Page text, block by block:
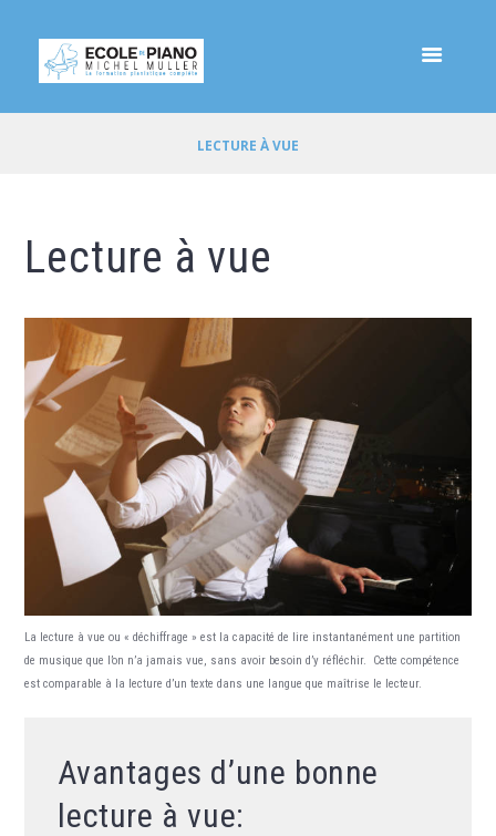
LECTURE À VUE
Lecture à vue
La lecture à vue ou « déchiffrage » est la capacité de lire instantanément une partition
de musique que l’on n’a jamais vue, sans avoir besoin d’y réfléchir. Cette compétence
est comparable à la lecture d’un texte dans une langue que maîtrise le lecteur.
Avantages d’une bonne
lecture à vue: